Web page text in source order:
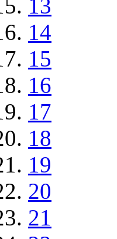
13
14
15
16
17
18
19
20
21